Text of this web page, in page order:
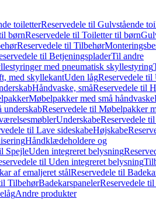
toiletterReservedele til Gulvstående
børnReservedele til Toiletter til børn
Reservedele til Tilbehør
til BetjeningspladerTil andre
med pneumatisk skyllestyring
med skyllekantUden lågReservedele til
Håndvaske, småReservedele til
Møbelpakker med små håndvaske
underskabReservedele til Møbelpakker
UnderskabeReservedele
til Lave sideskabeHøjskabe
Håndklædeholdere og
SpejleUden integreret belysning
til Uden integreret belysning
af emaljeret stålReservedele til
TilbehørBadekarspanelerReservedele
Andre produkter